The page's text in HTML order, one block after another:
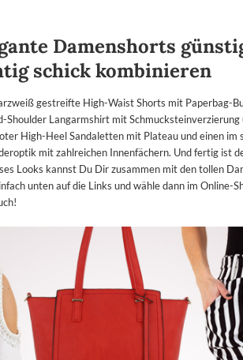
Damenshorts
schick kombinieren
gestreifte High-Waist Shorts mit Paperbag-
Shoulder Langarmshirt mit
High-Heel Sandaletten mit Plateau und einen im
mit zahlreichen Innenfächern. Und fertig ist
Looks kannst Du Dir zusammen mit den tollen
unten auf die Links und wähle dann im Online-